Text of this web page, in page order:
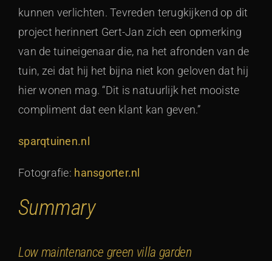
kunnen verlichten. Tevreden terugkijkend op dit
project herinnert Gert-Jan zich een opmerking
van de tuineigenaar die, na het afronden van de
tuin, zei dat hij het bijna niet kon geloven dat hij
hier wonen mag. “Dit is natuurlijk het mooiste
compliment dat een klant kan geven.”
sparqtuinen.nl
Fotografie: hansgorter.nl
Summary
Low maintenance green villa garden